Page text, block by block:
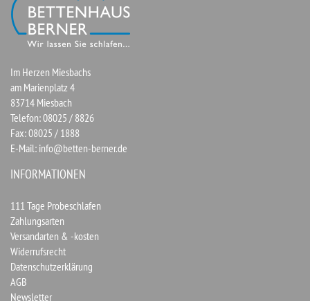
Im Herzen Miesbachs
am Marienplatz 4
83714 Miesbach
Telefon: 08025 / 8826
Fax: 08025 / 1888
E-Mail: info@betten-berner.de
INFORMATIONEN
111 Tage Probeschlafen
Zahlungsarten
Versandarten & -kosten
Widerrufsrecht
Datenschutzerklärung
AGB
Newsletter